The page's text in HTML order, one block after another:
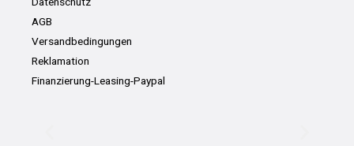
AGB
Versandbedingungen
Reklamation
Finanzierung-Leasing-Paypal